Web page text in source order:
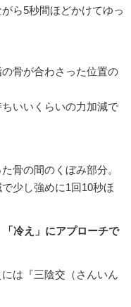
ら5秒間ほどかけてゆっ
骨が合わさった位置の
いいくらいの力加減で
骨の間のくぼみ部分。
少し強めに1回10秒ほ
冷え」にアプローチで
は『三陰交（さんいん